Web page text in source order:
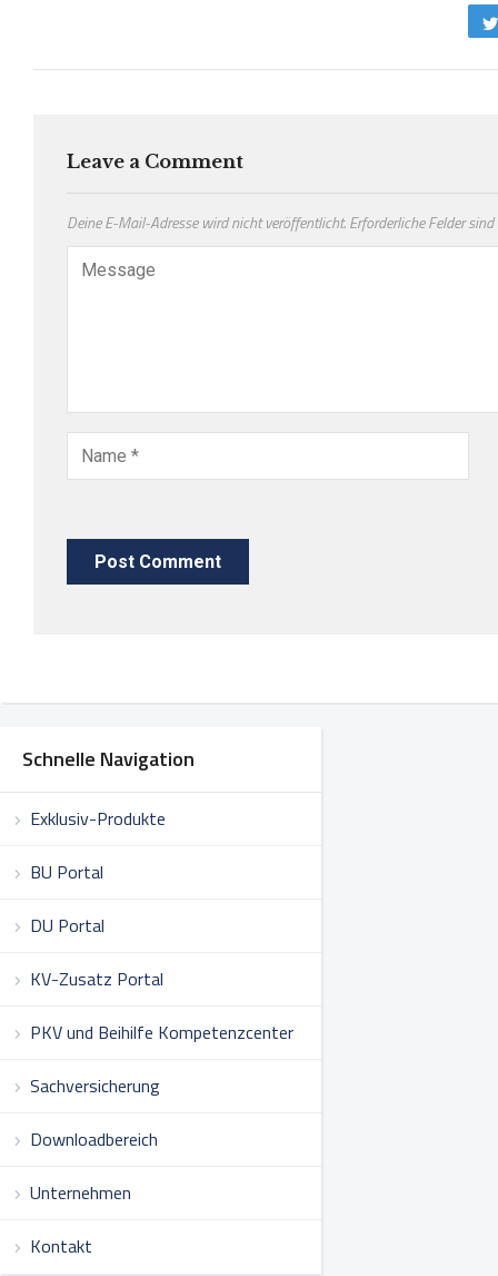
Schnelle Navigation
Exklusiv-Produkte
BU Portal
DU Portal
KV-Zusatz Portal
PKV und Beihilfe Kompetenzcenter
Sachversicherung
Downloadbereich
Unternehmen
Kontakt
Leave a Comment
Deine E-Mail-Adresse wird nicht veröffentlicht.Erforderliche Felder